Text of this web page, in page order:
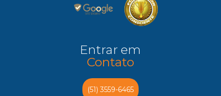
Entrar em
Contato
(51) 3559-6465